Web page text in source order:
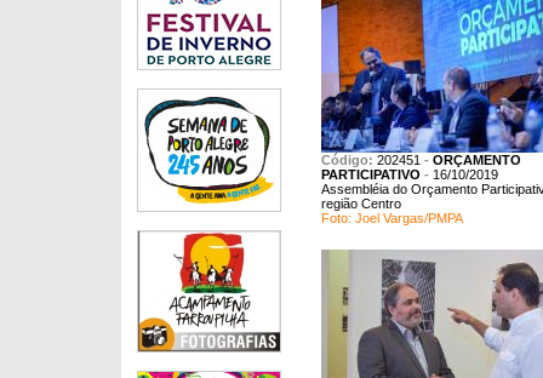
Código: 202451 - ORÇAMENTO
PARTICIPATIVO - 16/10/2019
Assembléia do Orçamento
região Centro
Foto: Joel Vargas/PMPA